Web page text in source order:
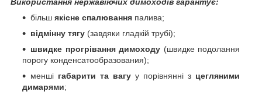
більш якісне спалювання палива;
відмінну тягу (завдяки гладкій трубі);
швидке прогрівання димоходу (швидке подолання
порогу конденсатообразования);
менші габарити та вагу у порівнянні з цегляними
димарями;